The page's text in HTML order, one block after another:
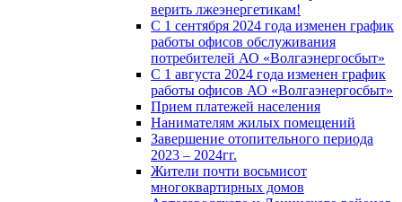
верить лжеэнергетикам!
С 1 сентября 2024 года изменен график
работы офисов обслуживания
потребителей АО «Волгаэнергосбыт»
С 1 августа 2024 года изменен график
работы офисов АО «Волгаэнергосбыт»
Прием платежей населения
Нанимателям жилых помещений
Завершение отопительного периода
2023 – 2024гг.
Жители почти восьмисот
многоквартирных домов